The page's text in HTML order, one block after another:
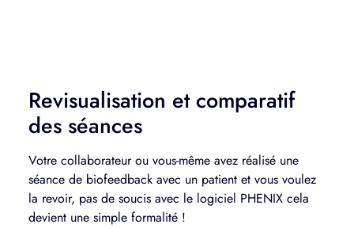
Revisualisation et comparatif
des séances
Votre collaborateur ou vous-même avez réalisé une
séance de biofeedback avec un patient et vous voulez
la revoir, pas de soucis avec le logiciel PHENIX cela
devient une simple formalité !